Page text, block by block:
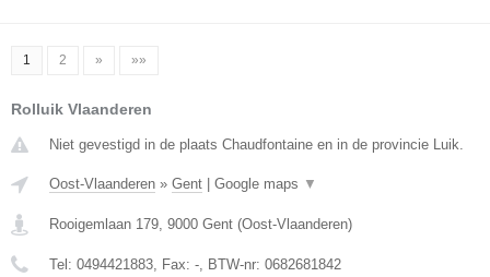
1 2 » »»
Rolluik Vlaanderen
Niet gevestigd in de plaats Chaudfontaine en in de provincie Luik.
Oost-Vlaanderen » Gent Google maps ▼
Rooigemlaan 179, 9000 Gent (Oost-Vlaanderen)
Tel: 0494421883, Fax: -, BTW-nr: 0682681842